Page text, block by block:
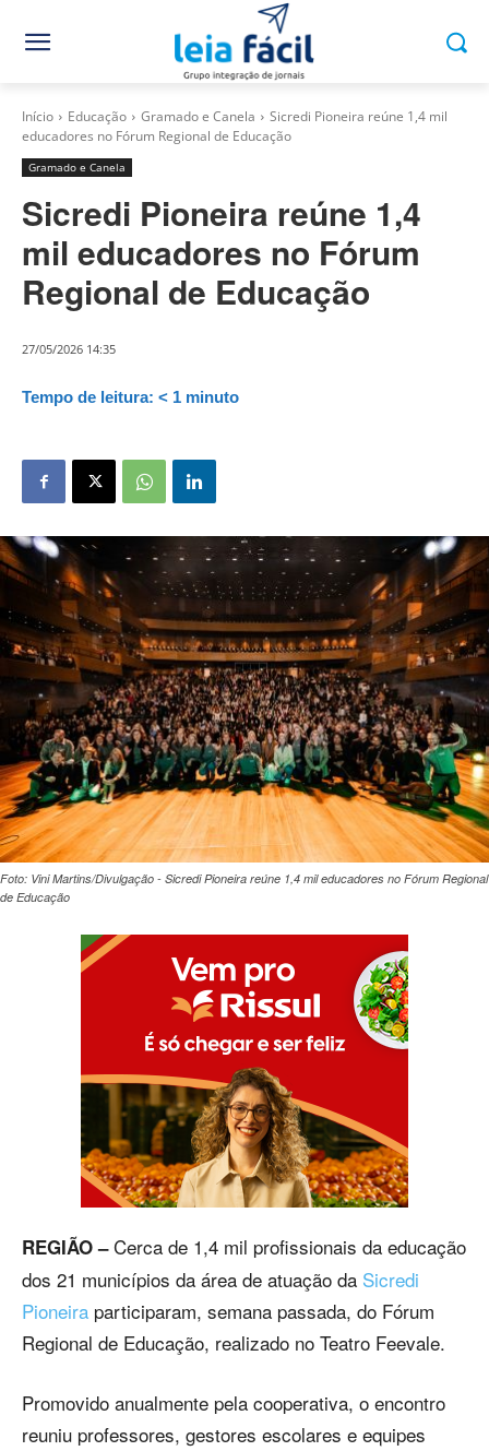
Início Educação Gramado e Canela
Sicredi Pioneira reúne 1,4 mil
educadores no Fórum Regional de Educação
Gramado e Canela
Sicredi Pioneira reúne 1,4
mil educadores no Fórum
Regional de Educação
27/05/2026 14:35
Tempo de leitura: < 1 minuto
Foto: Vini Martins/Divulgação - Sicredi Pioneira reúne 1,4 mil educadores no Fórum Regional
de Educação
REGIÃO –Cerca de 1,4 mil profissionais da educação
dos 21 municípios da área de atuação da Sicredi
Pioneira participaram, semana passada, do Fórum
Regional de Educação, realizado no Teatro Feevale.
Promovido anualmente pela cooperativa, o encontro
reuniu professores, gestores escolares e equipes